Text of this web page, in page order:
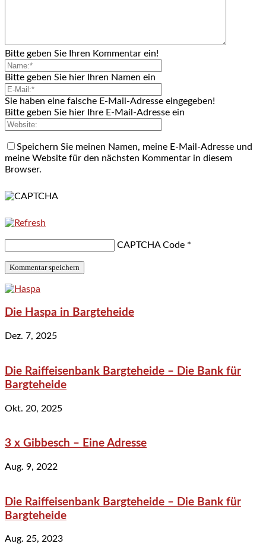
Bitte geben Sie Ihren Kommentar ein!
Bitte geben Sie hier Ihren Namen ein
Sie haben eine falsche E-Mail-Adresse eingegeben!
Bitte geben Sie hier Ihre E-Mail-Adresse ein
Speichern Sie meinen Namen, meine E-Mail-Adresse und
meine Website für den nächsten Kommentar in diesem
Browser.
CAPTCHA Code *
Die Haspa in Bargteheide
Dez. 7, 2025
Die Raiffeisenbank Bargteheide – Die Bank für
Bargteheide
Okt. 20, 2025
3 x Gibbesch – Eine Adresse
Aug. 9, 2022
Die Raiffeisenbank Bargteheide – Die Bank für
Bargteheide
Aug. 25, 2023